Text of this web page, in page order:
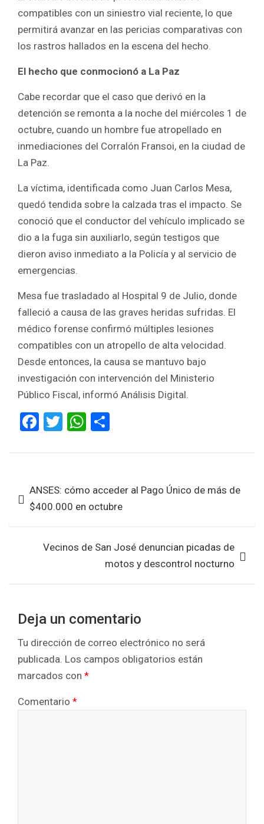
compatibles con un siniestro vial reciente, lo que
permitirá avanzar en las pericias comparativas con
los rastros hallados en la escena del hecho.
El hecho que conmocionó a La Paz
Cabe recordar que el caso que derivó en la
detención se remonta a la noche del miércoles 1 de
octubre, cuando un hombre fue atropellado en
inmediaciones del Corralón Fransoi, en la ciudad de
La Paz.
La víctima, identificada como Juan Carlos Mesa,
quedó tendida sobre la calzada tras el impacto. Se
conoció que el conductor del vehículo implicado se
dio a la fuga sin auxiliarlo, según testigos que
dieron aviso inmediato a la Policía y al servicio de
emergencias.
Mesa fue trasladado al Hospital 9 de Julio, donde
falleció a causa de las graves heridas sufridas. El
médico forense confirmó múltiples lesiones
compatibles con un atropello de alta velocidad.
Desde entonces, la causa se mantuvo bajo
investigación con intervención del Ministerio
Público Fiscal, informó Análisis Digital.
F
ce
o
o
k
T
tt
W
at
A
p
p
ar
de
entradas
ANSES: cómo acceder al Pago Único de más de
$400.000 en octubre
Vecinos de San José denuncian picadas de
motos y descontrol nocturno
Deja un comentario
Tu dirección de correo electrónico no será
publicada. Los campos obligatorios están
marcados con *
Comentario *